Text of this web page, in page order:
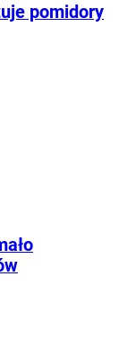
pomidory